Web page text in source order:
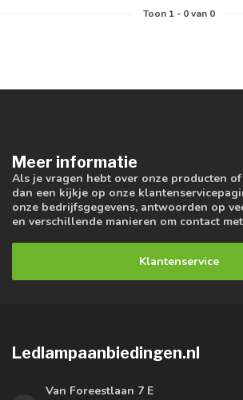
Toon 1- 0van 0
Meer informatie
Als je vragen hebt over onze producten
dan een kijkje op onze
onze bedrijfsgegevens, antwoorden op
en verschillende manieren om contact
Klantenservice
Ledlampaanbiedingen.nl
Van Foreestlaan 7 E